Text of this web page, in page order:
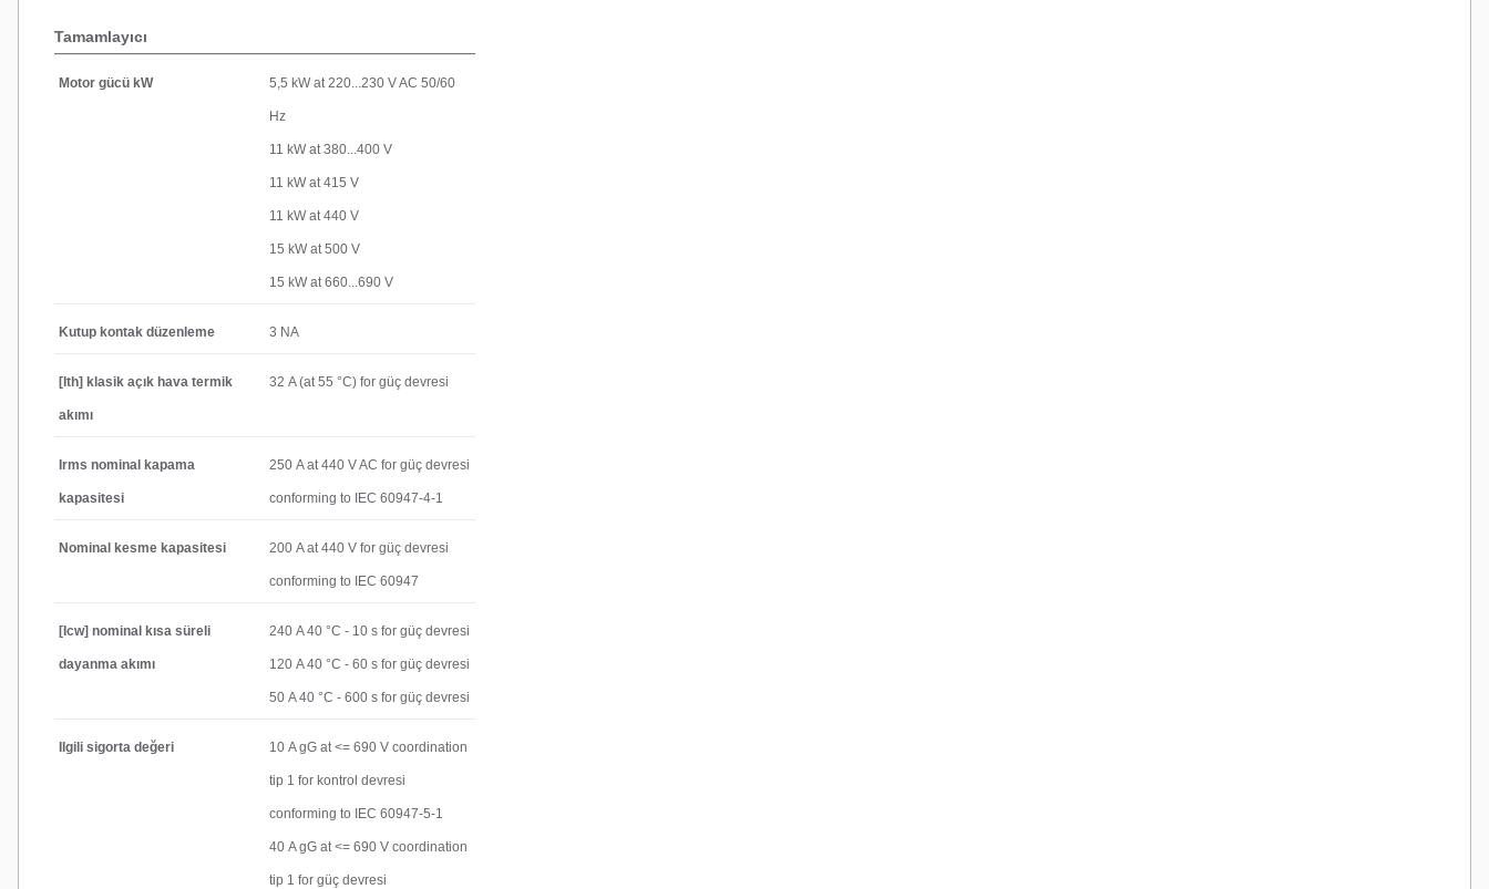
Tamamlayıcı
Motor gücü kW 5,5 kW at 220...230 V AC 50/60
Hz
11 kW at 380...400 V
11 kW at 415 V
11 kW at 440 V
15 kW at 500 V
15 kW at 660...690 V
Kutup kontak düzenleme 3 NA
[Ith] klasik açık hava termik
akımı
32 A (at 55 °C) for güç devresi
Irms nominal kapama
kapasitesi
250 A at 440 V AC for güç devresi
conforming to IEC 60947-4-1
Nominal kesme kapasitesi 200 A at 440 V for güç devresi
conforming to IEC 60947
[Icw] nominal kısa süreli
dayanma akımı
240 A 40 °C - 10 s for güç devresi
120 A 40 °C - 60 s for güç devresi
50 A 40 °C - 600 s for güç devresi
Ilgili sigorta değeri 10 A gG at <= 690 V coordination
tip 1 for kontrol devresi
conforming to IEC 60947-5-1
40 A gG at <= 690 V coordination
tip 1 for güç devresi